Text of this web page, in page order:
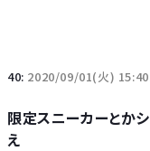
40: 2020/09/01(火)
限定スニーカーとか
え